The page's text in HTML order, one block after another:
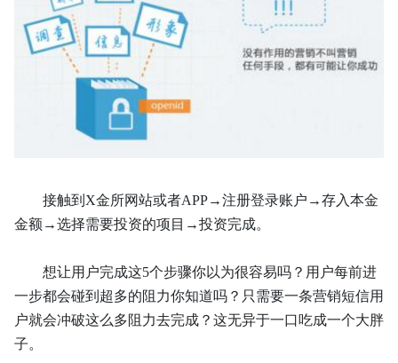
接触到 X金所网站或者APP→注册登录账户→存入本金
金额→选择需要投资的项目→投资完成。
想让用户完成这5个步骤你以为很容易吗？用户每前进
一步都会碰到超多的阻力你知道吗？只需要一条营销短信用
户就会冲破这么多阻力去完成？这无异于一口吃成一个大胖
子。